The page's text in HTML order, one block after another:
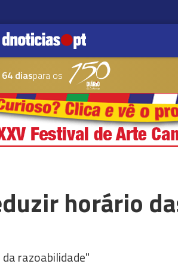
64 diaspara os
horário
razoabilidade"